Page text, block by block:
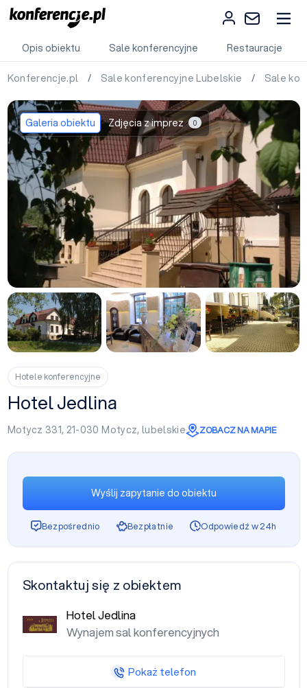
Opis obiektu Sale konferencyjne Restauracje
Konferencje.pl / Sale konferencyjne Lubelskie / Sale
Galeria obiektu Zdjęcia z imprez 0
Hotele konferencyjne
Hotel Jedlina
Motycz 331, 21-030Motycz, lubelskie ZOBACZ NA MAPIE
Wyślij zapytanie do obiektu
Bezpośrednio Bezpłatnie Odpowiedź w 24h
Skontaktuj się z obiektem
Hotel Jedlina
Wynajem sal konferencyjnych
Pokaż telefon